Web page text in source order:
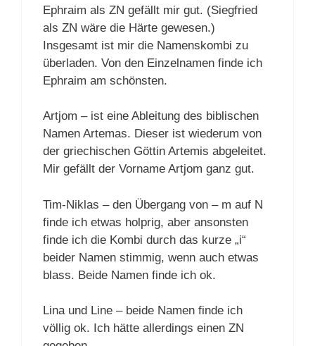
Ephraim als ZN gefällt mir gut. (Siegfried
als ZN wäre die Härte gewesen.)
Insgesamt ist mir die Namenskombi zu
überladen. Von den Einzelnamen finde ich
Ephraim am schönsten.
Artjom – ist eine Ableitung des biblischen
Namen Artemas. Dieser ist wiederum von
der griechischen Göttin Artemis abgeleitet.
Mir gefällt der Vorname Artjom ganz gut.
Tim-Niklas – den Übergang von – m auf N
finde ich etwas holprig, aber ansonsten
finde ich die Kombi durch das kurze „i“
beider Namen stimmig, wenn auch etwas
blass. Beide Namen finde ich ok.
Lina und Line – beide Namen finde ich
völlig ok. Ich hätte allerdings einen ZN